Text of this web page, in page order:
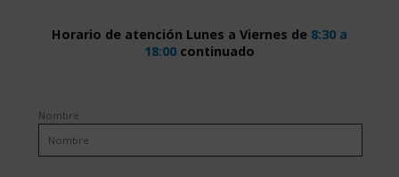
Horario de atención Lunes a Viernes de 8:30 a
18:00continuado
Nombre